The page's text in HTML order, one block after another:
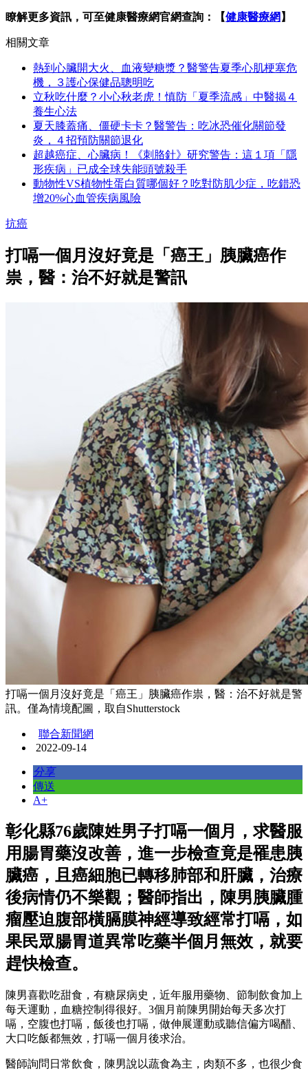
瞭解更多資訊，可至健康醫療網官網查詢：【健康醫療網 】
相關文章
熱到心臟開大火、血液變糖漿？醫警告夏季心肌梗塞危
機，３護心保健品聰明吃
立秋吃什麼？小心秋老虎！慎防「夏季流感」中醫揭４
養生心法
夏天膝蓋痛、僵硬卡卡？醫警告：吃冰恐催化關節發
炎，４招預防關節退化
超越癌症、心臟病！《刺胳針》研究警告：這１項「隱
形疾病」已成全球失能頭號殺手
動物性VS植物性蛋白質哪個好？吃對防肌少症，吃錯恐
增20%心血管疾病風險
抗癌
打嗝一個月沒好竟是「癌王」胰臟癌作
祟，醫：治不好就是警訊
打嗝一個月沒好竟是「癌王」胰臟癌作祟，醫：治不好就是警
訊。僅為情境配圖，取自Shutterstock
聯合新聞網
2022-09-14
分享
傳送
A+
彰化縣76歲陳姓男子打嗝一個月，求醫服
用腸胃藥沒改善，進一步檢查竟是罹患胰
臟癌，且癌細胞已轉移肺部和肝臟，治療
後病情仍不樂觀；醫師指出，陳男胰臟腫
瘤壓迫腹部橫膈膜神經導致經常打嗝，如
果民眾腸胃道異常吃藥半個月無效，就要
趕快檢查。
陳男喜歡吃甜食，有糖尿病史，近年服用藥物、節制飲食加上
每天運動，血糖控制得很好。3個月前陳男開始每天多次打
嗝，空腹也打嗝，飯後也打嗝，做伸展運動或聽信偏方喝醋、
大口吃飯都無效，打嗝一個月後求治。
醫師詢問日常飲食，陳男說以蔬食為主，肉類不多，也很少食